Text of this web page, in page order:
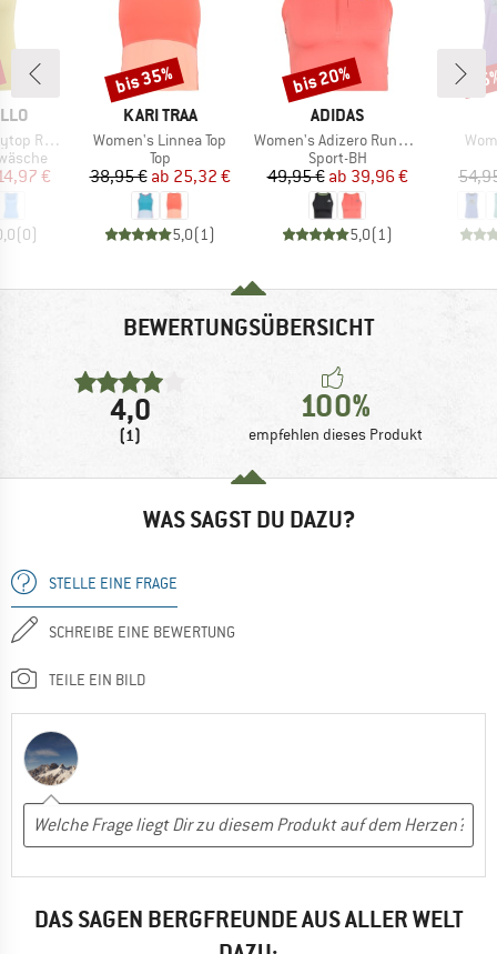
Rosaa
Preis
€
(0)
MARKE
KARI TRAA
Artikel
Women's Linnea Top
Produktgruppe
Top
Preis
38,95 € reduzierter Preis
ab 25,32 €
5,0(1)
Rabatt
bis 35%
MARKE
ADIDAS
Artikel
Women's Adizero Running Gel Pocket Crop Top
Produktgruppe
Sport-BH
Preis
49,95 € reduzierter Preis
ab 39,96 €
5,0(1)
Rabatt
bis 20%
BEWERTUNGSÜBERSICHT
4,0
(1)
100%
empfehlen dieses Produkt
WAS SAGST DU DAZU?
STELLE EINE FRAGE
SCHREIBE EINE BEWERTUNG
TEILE EIN BILD
DAS SAGEN BERGFREUNDE AUS ALLER WELT